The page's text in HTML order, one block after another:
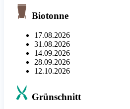
Biotonne
17.08.2026
31.08.2026
14.09.2026
28.09.2026
12.10.2026
Grünschnitt